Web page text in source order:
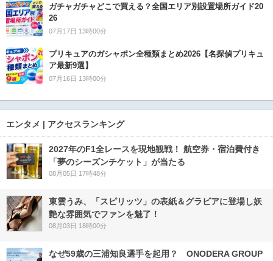
ガチャガチャどこで買える？全国エリア別設置場所ガイド20
26
07月17日 13時00分
プリキュアのガシャポン全種類まとめ2026【名探偵プリキュ
ア最新9選】
07月16日 13時00分
エンタメ | アクセスランキング
2027年のF1全レースを現地観戦！ 航空券・宿泊費付き
「夢のシーズンチケット」が当たる
08月05日 17時48分
東雲うみ、「スピリッツ」の表紙＆グラビアに登場し妖
艶な雰囲気でファンを魅了！
08月03日 18時00分
なぜ59歳の三浦知良選手を起用？ ONODERA GROUP